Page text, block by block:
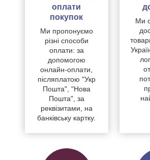
оплати
покупок
Ми пропонуємо
різні способи
оплати: за
допомогою
онлайн-оплати,
післяплатою "Укр
Пошта", "Нова
Пошта", за
реквізитами, на
банківську картку.
Ми